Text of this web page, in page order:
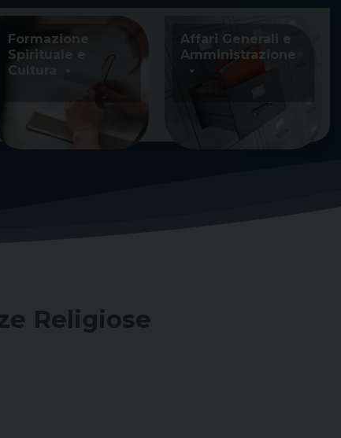
Formazione
Spirituale e
Cultura
Affari Generali e
Amministrazione
Religiose